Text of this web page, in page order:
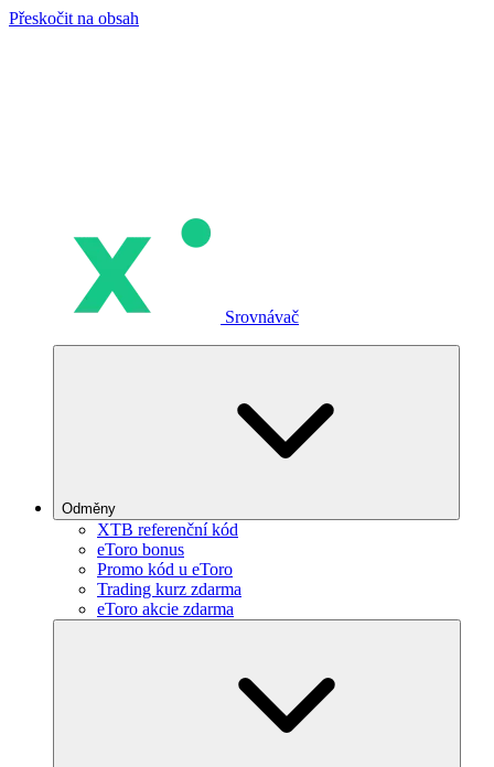
Přeskočit na obsah
Srovnávač
Odměny
XTB referenční kód
eToro bonus
Promo kód u eToro
Trading kurz zdarma
eToro akcie zdarma